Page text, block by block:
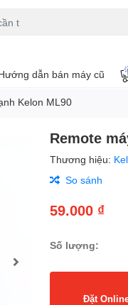
dẫn bán máy cũ
Kelon ML90
Remote
Thương hiệu:
So sánh
59.000 ₫
Số lượng:
Đặt